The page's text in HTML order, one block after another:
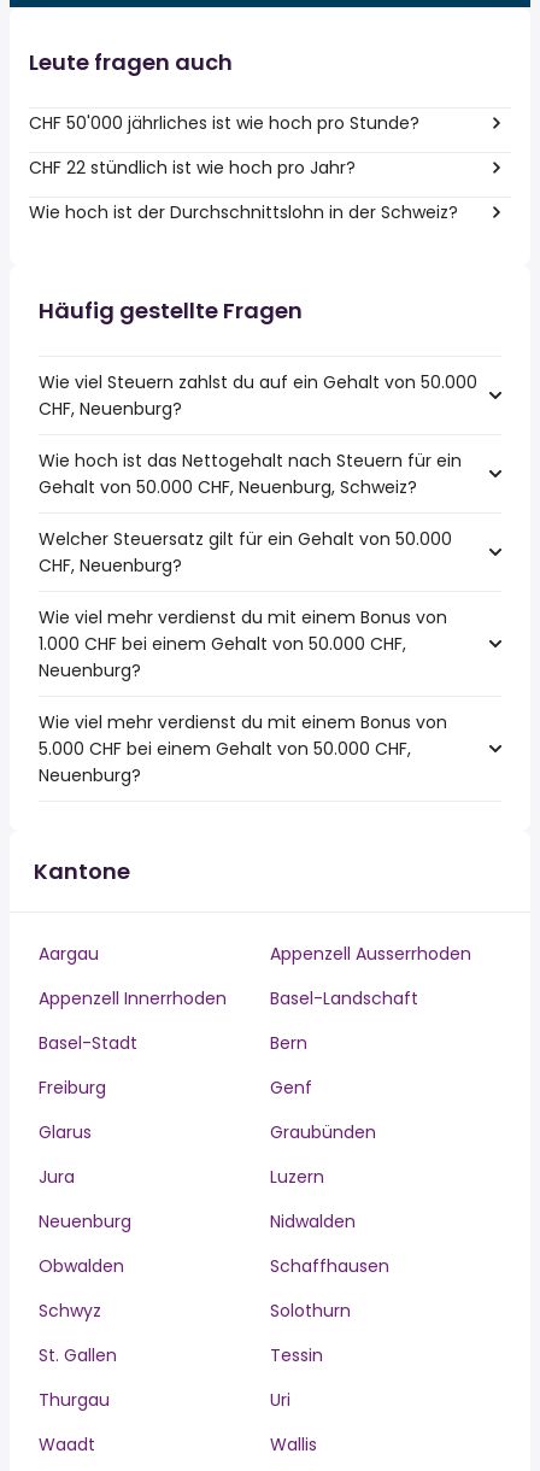
Leute fragen auch
CHF 50'000 jährliches ist wie hoch pro Stunde?
CHF 22 stündlich ist wie hoch pro Jahr?
Wie hoch ist der Durchschnittslohn in der Schweiz?
Häufig gestellte Fragen
Wie viel Steuern zahlst du auf ein Gehalt von 50.000
CHF, Neuenburg?
Wie hoch ist das Nettogehalt nach Steuern für ein
Gehalt von 50.000 CHF, Neuenburg, Schweiz?
Welcher Steuersatz gilt für ein Gehalt von 50.000
CHF, Neuenburg?
Wie viel mehr verdienst du mit einem Bonus von
1.000 CHF bei einem Gehalt von 50.000 CHF,
Neuenburg?
Wie viel mehr verdienst du mit einem Bonus von
5.000 CHF bei einem Gehalt von 50.000 CHF,
Neuenburg?
Kantone
Aargau
Appenzell Ausserrhoden
Appenzell Innerrhoden
Basel-Landschaft
Basel-Stadt
Bern
Freiburg
Genf
Glarus
Graubünden
Jura
Luzern
Neuenburg
Nidwalden
Obwalden
Schaffhausen
Schwyz
Solothurn
St. Gallen
Tessin
Thurgau
Uri
Waadt
Wallis